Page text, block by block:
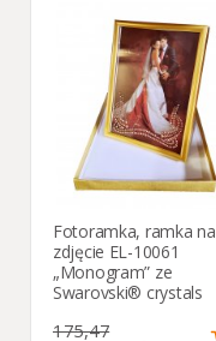
Fotoramka, ramka na
zdjęcie EL-10061
„Monogram” ze
Swarovski® crystals
175,47